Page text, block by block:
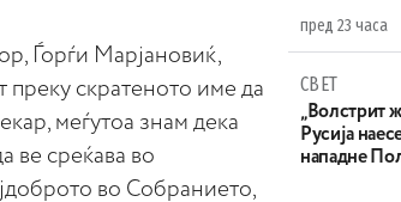
Ѓорѓи Марјановиќ,
преку скратеното име да
меѓутоа знам дека
ве среќава во
во Собранието,
пред 23 часа
СВЕТ
„Волстрит
Русија
нападне